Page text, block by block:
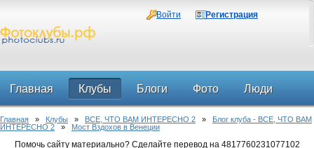
Войти Регистрация
Главная Клубы Блоги Фото Люди
Форум
Главная » Клубы » ВСЕ, ЧТО ВАМ ИНТЕРЕСНО 2 » Блог клуба - ВСЕ, ЧТО ВАМ
ИНТЕРЕСНО 2 » Мост Вздохов в Венеции
Помочь сайту материально? Сделайте перевод на 4817760231077102